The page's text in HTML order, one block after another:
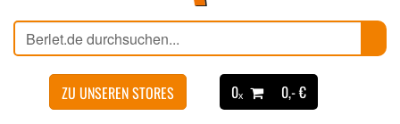
ZU UNSEREN STORES 0ₓ 0,- €